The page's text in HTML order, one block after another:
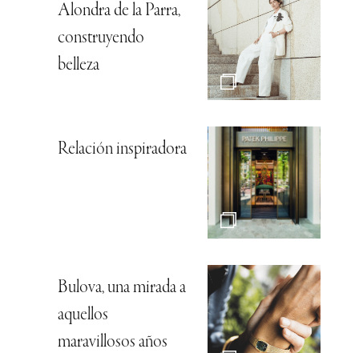
Alondra de la Parra,
construyendo
belleza
Relación inspiradora
Bulova, una mirada a
aquellos
maravillosos años